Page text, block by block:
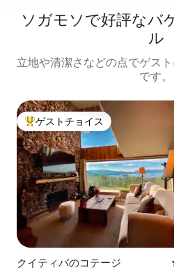
ソガモソで好評なバ
ル
立地や清潔さなどの点でゲス
です。
大好評のゲストチョイスです。
ゲストチョイス
クイティバのコテージ